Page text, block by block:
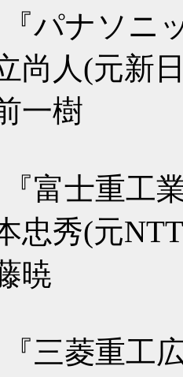
パナソニ
尚人(元新
一樹
富士重工
忠秀(元
暁
三菱重工